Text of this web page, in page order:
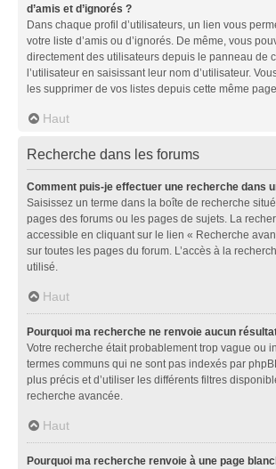
d’amis et d’ignorés ?
Dans chaque profil d’utilisateurs, un lien vous
votre liste d’amis ou d’ignorés. De même, vous
directement des utilisateurs depuis le panneau de
l’utilisateur en saisissant leur nom d’utilisateur.
les supprimer de vos listes depuis cette même page.
Haut
Recherche dans les forums
Comment puis-je effectuer une recherche dans
Saisissez un terme dans la boîte de recherche
pages des forums ou les pages de sujets. La
accessible en cliquant sur le lien « Recherche
sur toutes les pages du forum. L’accès à la
utilisé.
Haut
Pourquoi ma recherche ne renvoie aucun
Votre recherche était probablement trop vague ou
termes communs qui ne sont pas indexés par
plus précis et d’utiliser les différents filtres
recherche avancée.
Haut
Pourquoi ma recherche renvoie à une page